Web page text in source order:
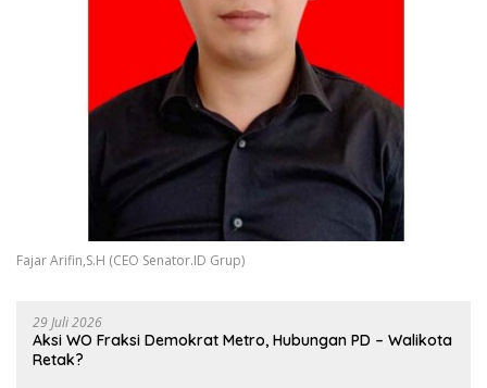
Fajar Arifin,S.H (CEO Senator.ID Grup)
29 Juli 2026
Aksi WO Fraksi Demokrat Metro, Hubungan PD – Walikota
Retak?